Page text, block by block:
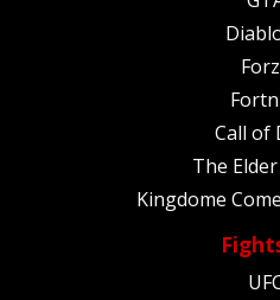
Call of
The
Kingdome